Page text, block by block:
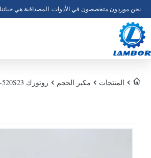
نحن موردون متخصصون في الأدوات. المصداقية هي
المنتجات مكبر الحجم روتورك YT-520S23 معزز التتابع المفاجئ YT-520، YT-525، YT-530، YT-535